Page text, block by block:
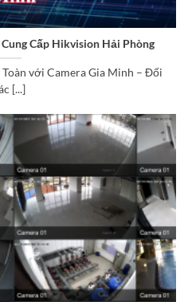
Cấp Hikvision Hải Phòng
với Camera Gia Minh – Đối
[...]